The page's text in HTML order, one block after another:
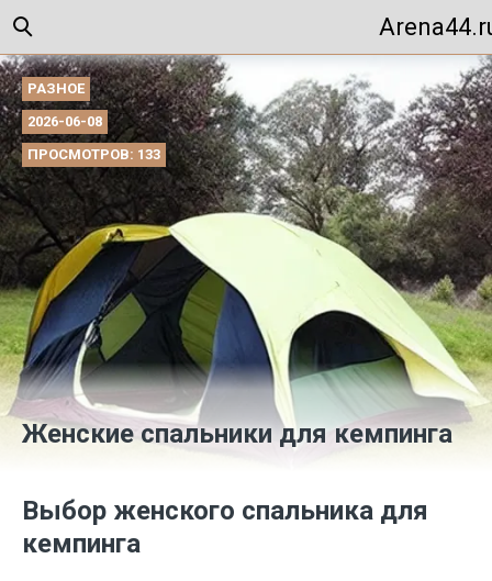
РАЗНОЕ
2026-06-08
ПРОСМОТРОВ: 133
Женские спальники для кемпинга
Выбор женского спальника для
кемпинга